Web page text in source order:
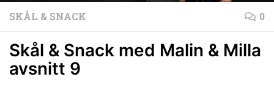
SKÅL & SNACK 0
Skål & Snack med Malin & Milla
avsnitt 9